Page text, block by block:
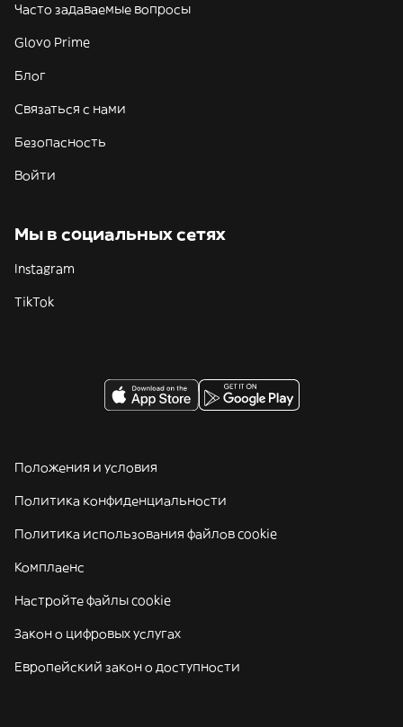
Часто задаваемые вопросы
Glovo Prime
Блог
Связаться с нами
Безопасность
Войти
Мы в социальных сетях
Instagram
TikTok
Положения и условия
Политика конфиденциальности
Политика использования файлов cookie
Комплаенс
Настройте файлы cookie
Закон о цифровых услугах
Европейский закон о доступности